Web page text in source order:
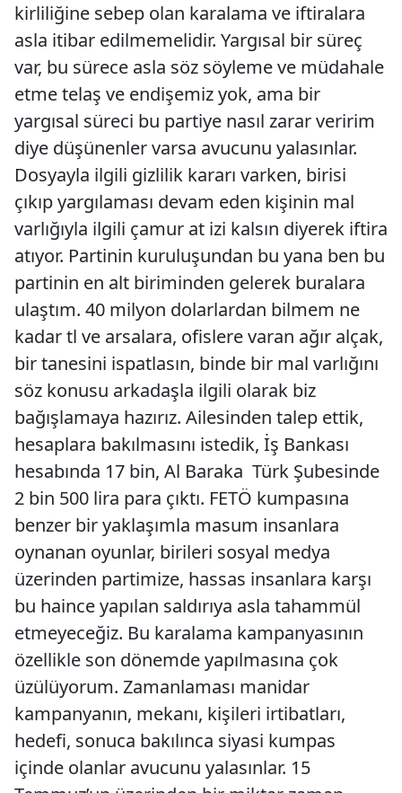
kirliliğine sebep olan karalama ve iftiralara
asla itibar edilmemelidir. Yargısal bir süreç
var, bu sürece asla söz söyleme ve müdahale
etme telaş ve endişemiz yok, ama bir
yargısal süreci bu partiye nasıl zarar veririm
diye düşünenler varsa avucunu yalasınlar.
Dosyayla ilgili gizlilik kararı varken, birisi
çıkıp yargılaması devam eden kişinin mal
varlığıyla ilgili çamur at izi kalsın diyerek iftira
atıyor. Partinin kuruluşundan bu yana ben bu
partinin en alt biriminden gelerek buralara
ulaştım. 40 milyon dolarlardan bilmem ne
kadar tl ve arsalara, ofislere varan ağır alçak,
bir tanesini ispatlasın, binde bir mal varlığını
söz konusu arkadaşla ilgili olarak biz
bağışlamaya hazırız. Ailesinden talep ettik,
hesaplara bakılmasını istedik, İş Bankası
hesabında 17 bin, Al Baraka Türk Şubesinde
2 bin 500 lira para çıktı. FETÖ kumpasına
benzer bir yaklaşımla masum insanlara
oynanan oyunlar, birileri sosyal medya
üzerinden partimize, hassas insanlara karşı
bu haince yapılan saldırıya asla tahammül
etmeyeceğiz. Bu karalama kampanyasının
özellikle son dönemde yapılmasına çok
üzülüyorum. Zamanlaması manidar
kampanyanın, mekanı, kişileri irtibatları,
hedefi, sonuca bakılınca siyasi kumpas
içinde olanlar avucunu yalasınlar. 15